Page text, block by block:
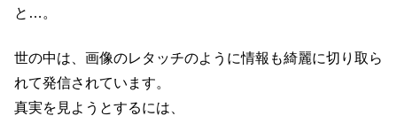
と…。
世の中は、画像のレタッチのように情報も綺麗に切り取ら
れて発信されています。
真実を見ようとするには、